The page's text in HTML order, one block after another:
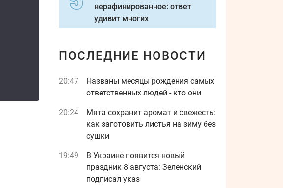
нерафинированное: ответ
удивит многих
ПОСЛЕДНИЕ НОВОСТИ
20:47
Названы месяцы рождения самых
ответственных людей - кто они
20:24
Мята сохранит аромат и свежесть:
как заготовить листья на зиму без
сушки
19:49
В Украине появится новый
праздник 8 августа: Зеленский
подписал указ